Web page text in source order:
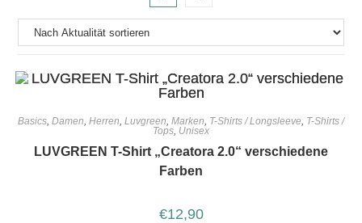
Basics, Damen, Herren, Luvgreen, Marken, T-Shirts / Longsleeve, T-Shirts /
Tops, Unisex
LUVGREEN T-Shirt „Creatora 2.0“ verschiedene
Farben
€12,90